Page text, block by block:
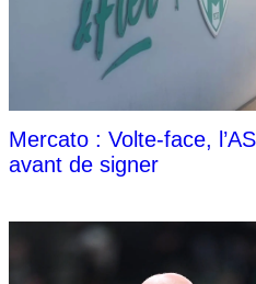
Mercato : Volte-face,
avant de signer